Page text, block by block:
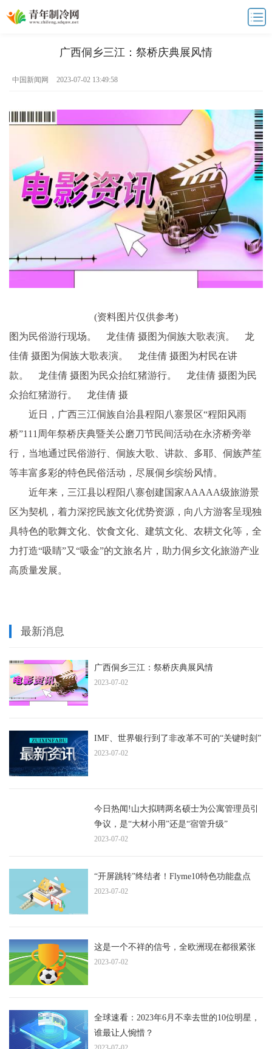
广西侗乡三江：祭桥庆典展风情
中国新闻网 2023-07-02 13:49:58
(资料图片仅供参考)
图为民俗游行现场。 龙佳倩 摄图为侗族大歌表演。 龙
佳倩 摄图为侗族大歌表演。 龙佳倩 摄图为村民在讲
款。 龙佳倩 摄图为民众抬红猪游行。 龙佳倩 摄图为民
众抬红猪游行。 龙佳倩 摄
近日，广西三江侗族自治县程阳八寨景区“程阳风雨
桥”111周年祭桥庆典暨关公磨刀节民间活动在永济桥旁举
行，当地通过民俗游行、侗族大歌、讲款、多耶、侗族芦笙
等丰富多彩的特色民俗活动，尽展侗乡缤纷风情。
近年来，三江县以程阳八寨创建国家AAAAA级旅游景
区为契机，着力深挖民族文化优势资源，向八方游客呈现独
具特色的歌舞文化、饮食文化、建筑文化、农耕文化等，全
力打造“吸睛”又“吸金”的文旅名片，助力侗乡文化旅游产业
高质量发展。
最新消息
广西侗乡三江：祭桥庆典展风情
2023-07-02
IMF、世界银行到了非改革不可的“关键时刻”
2023-07-02
今日热闻!山大拟聘两名硕士为公寓管理员引
争议，是“大材小用”还是“宿管升级”
2023-07-02
“开屏跳转”终结者！Flyme10特色功能盘点
2023-07-02
这是一个不祥的信号，全欧洲现在都很紧张
2023-07-02
全球速看：2023年6月不幸去世的10位明星，
谁最让人惋惜？